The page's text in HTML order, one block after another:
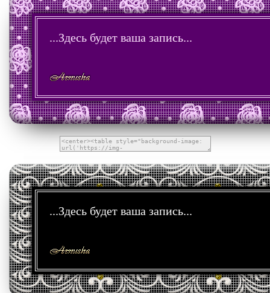
...Здесь будет ваша запись...
...Здесь будет ваша запись...